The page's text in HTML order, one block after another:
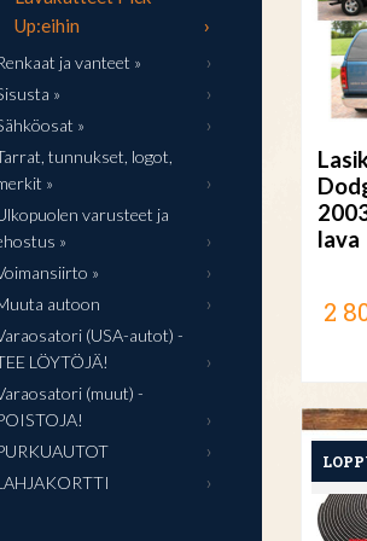
Up:eihin
ja vanteet »
»
»
tunnukset, logot,
»
varusteet ja
»
»
autoon
(USA-autot) -
LÖYTÖJÄ!
(muut) -
lava
2